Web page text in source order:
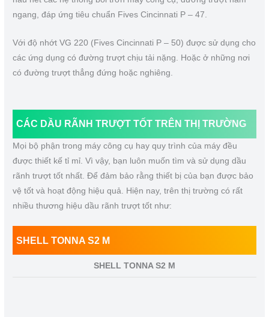
ngang, đáp ứng tiêu chuẩn Fives Cincinnati P – 47.
Với độ nhớt VG 220 (Fives Cincinnati P – 50) được sử dụng cho
các ứng dụng có đường trượt chịu tải nặng. Hoặc ở những nơi
có đường trượt thẳng đứng hoặc nghiêng.
CÁC DẦU RÃNH TRƯỢT TỐT TRÊN THỊ TRƯỜNG
Mọi bộ phận trong máy công cụ hay quy trình của máy đều
được thiết kế tỉ mỉ. Vì vậy, bạn luôn muốn tìm và sử dụng dầu
rãnh trượt tốt nhất. Để đảm bảo rằng thiết bị của bạn được bảo
vệ tốt và hoạt động hiệu quả. Hiện nay, trên thị trường có rất
nhiều thương hiệu dầu rãnh trượt tốt như:
SHELL TONNA S2 M
SHELL TONNA S2 M